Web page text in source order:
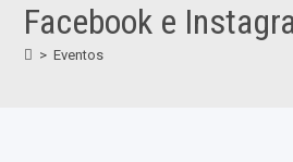
Facebook e
> Eventos